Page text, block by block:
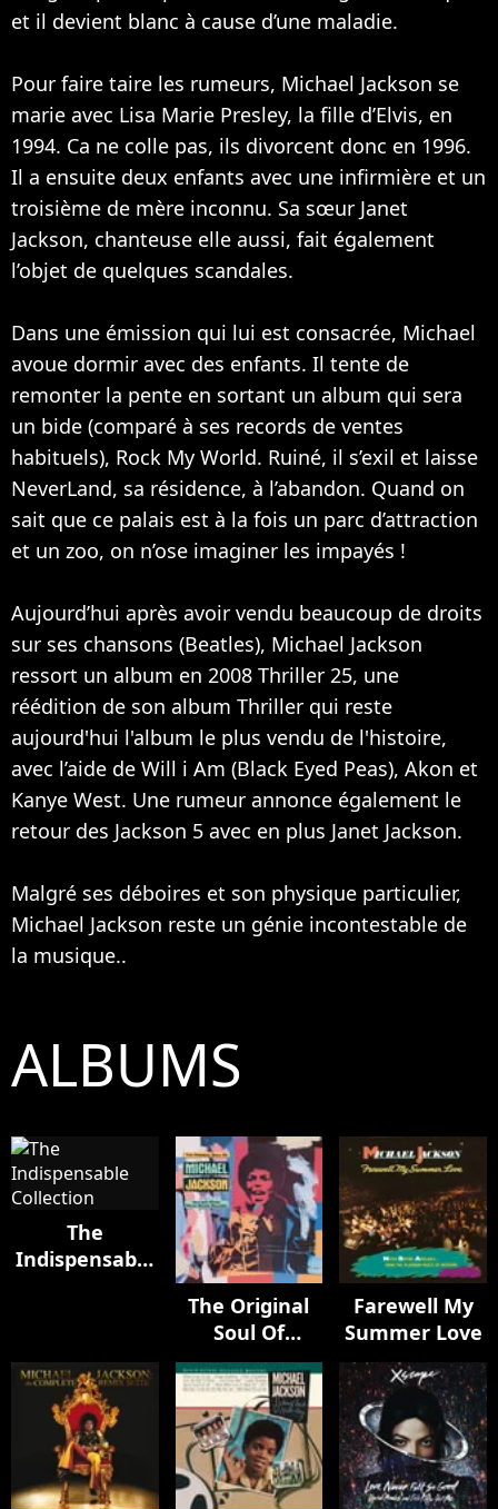
et il devient blanc à cause d’une maladie.
Pour faire taire les rumeurs, Michael Jackson se
marie avec Lisa Marie Presley, la fille d’Elvis, en
1994. Ca ne colle pas, ils divorcent donc en 1996.
Il a ensuite deux enfants avec une infirmière et un
troisième de mère inconnu. Sa sœur Janet
Jackson, chanteuse elle aussi, fait également
l’objet de quelques scandales.
Dans une émission qui lui est consacrée, Michael
avoue dormir avec des enfants. Il tente de
remonter la pente en sortant un album qui sera
un bide (comparé à ses records de ventes
habituels), Rock My World. Ruiné, il s’exil et laisse
NeverLand, sa résidence, à l’abandon. Quand on
sait que ce palais est à la fois un parc d’attraction
et un zoo, on n’ose imaginer les impayés !
Aujourd’hui après avoir vendu beaucoup de droits
sur ses chansons (Beatles), Michael Jackson
ressort un album en 2008 Thriller 25, une
réédition de son album Thriller qui reste
aujourd'hui l'album le plus vendu de l'histoire,
avec l’aide de Will i Am (Black Eyed Peas), Akon et
Kanye West. Une rumeur annonce également le
retour des Jackson 5 avec en plus Janet Jackson.
Malgré ses déboires et son physique particulier,
Michael Jackson reste un génie incontestable de
la musique..
ALBUMS
The
Indispensable
The Original
Soul Of
Michael
Jackson
Farewell My
Summer Love